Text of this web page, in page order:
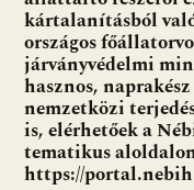
kártalanításból
országos
járványvédelmi
hasznos,
nemzetközi
is, elérhetőek a
tematikus
https://